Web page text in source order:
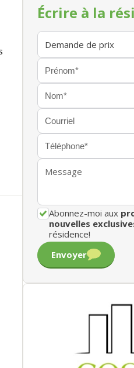
Écrire à la
Abonnez-moi aux
nouvelles
résidence!
Envoyer